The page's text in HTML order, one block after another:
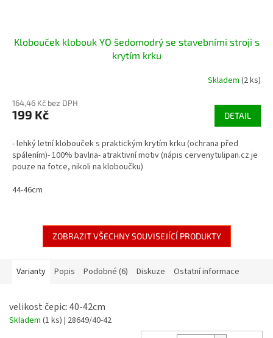
Klobouček klobouk YO šedomodrý se stavebními stroji s
krytím krku
Skladem (2 ks)
164,46 Kč bez DPH
199 Kč DETAIL
- lehký letní klobouček s praktickým krytím krku (ochrana před
spálením)- 100% bavlna- atraktivní motiv (nápis cervenytulipan.cz je
pouze na fotce, nikoli na kloboučku)
44-46cm
ZOBRAZIT VŠECHNY SOUVISEJÍCÍ PRODUKTY
Varianty Popis Podobné (6) Diskuze Ostatní informace
velikost čepic: 40-42cm
Skladem (1 ks) | 28649/40-42